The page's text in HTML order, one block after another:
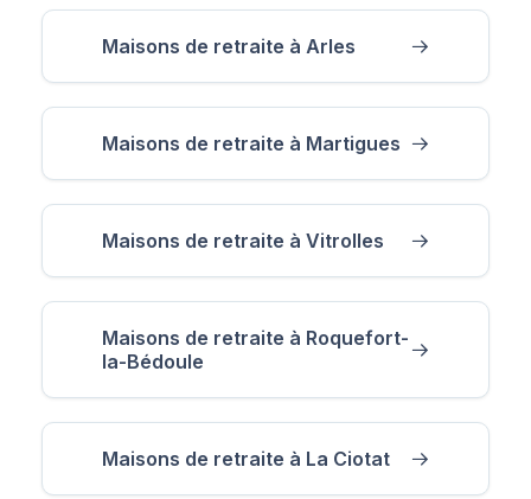
Maisons de retraite à Arles
Maisons de retraite à Martigues
Maisons de retraite à Vitrolles
Maisons de retraite à Roquefort-
la-Bédoule
Maisons de retraite à La Ciotat